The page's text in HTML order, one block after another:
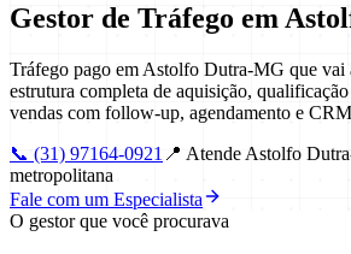
Gestor de Tráfego em
Tráfego pago em Astolfo Dutra-MG que vai
estrutura completa de aquisição,
vendas com follow-up, agendamento e
📞 (31) 97164-0921 📍 Atende Astolfo
metropolitana
Fale com um Especialista
O gestor que você procurava